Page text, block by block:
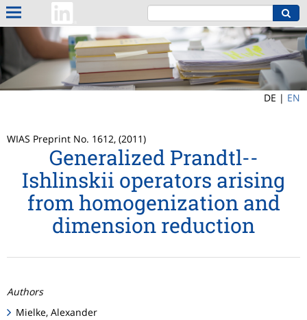
DE | EN
WIAS Preprint No. 1612, (2011)
Generalized Prandtl--
Ishlinskii operators arising
from homogenization and
dimension reduction
Authors
Mielke, Alexander